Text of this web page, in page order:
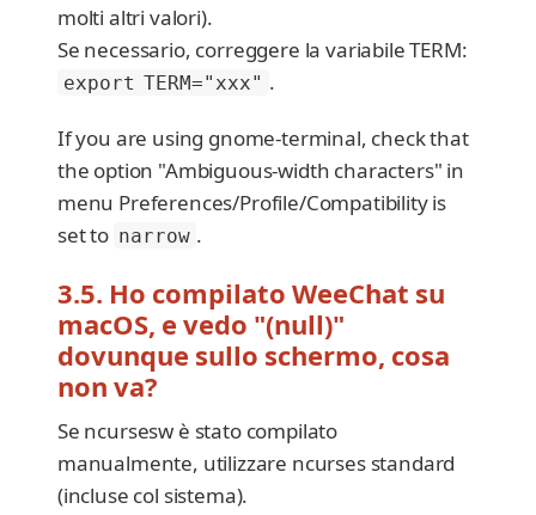
molti altri valori).
Se necessario, correggere la variabile TERM:
export TERM="xxx" .
If you are using gnome-terminal, check that
the option "Ambiguous-width characters" in
menu Preferences/Profile/Compatibility is
set to narrow .
3.5. Ho compilato WeeChat su
macOS, e vedo "(null)"
dovunque sullo schermo, cosa
non va?
Se ncursesw è stato compilato
manualmente, utilizzare ncurses standard
(incluse col sistema).